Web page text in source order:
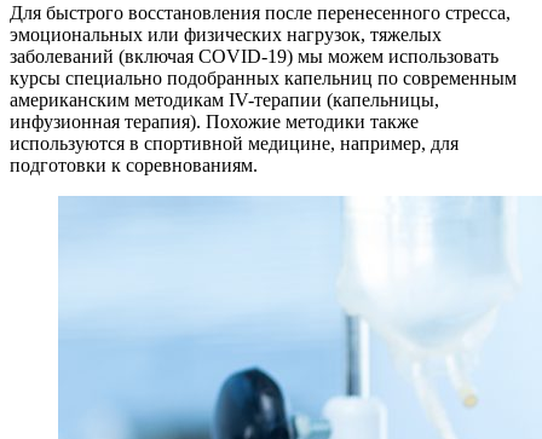
Для быстрого восстановления после перенесенного стресса,
эмоциональных или физических нагрузок, тяжелых
заболеваний (включая COVID-19) мы можем использовать
курсы специально подобранных капельниц по современным
американским методикам IV-терапии (капельницы,
инфузионная терапия). Похожие методики также
используются в спортивной медицине, например, для
подготовки к соревнованиям.